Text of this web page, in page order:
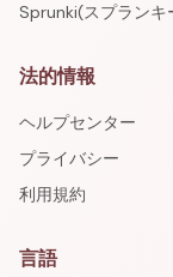
Sprunki(スプランキ
法的情報
ヘルプセンター
プライバシー
利用規約
言語